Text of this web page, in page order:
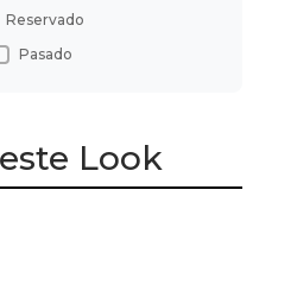
Reservado
Pasado
Look